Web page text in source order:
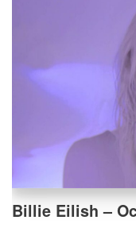
Billie Eilish –